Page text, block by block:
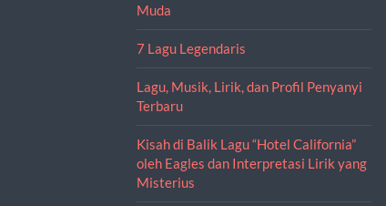
Muda
7 Lagu Legendaris
Lagu, Musik, Lirik, dan Profil Penyanyi
Terbaru
Kisah di Balik Lagu “Hotel California”
oleh Eagles dan Interpretasi Lirik yang
Misterius